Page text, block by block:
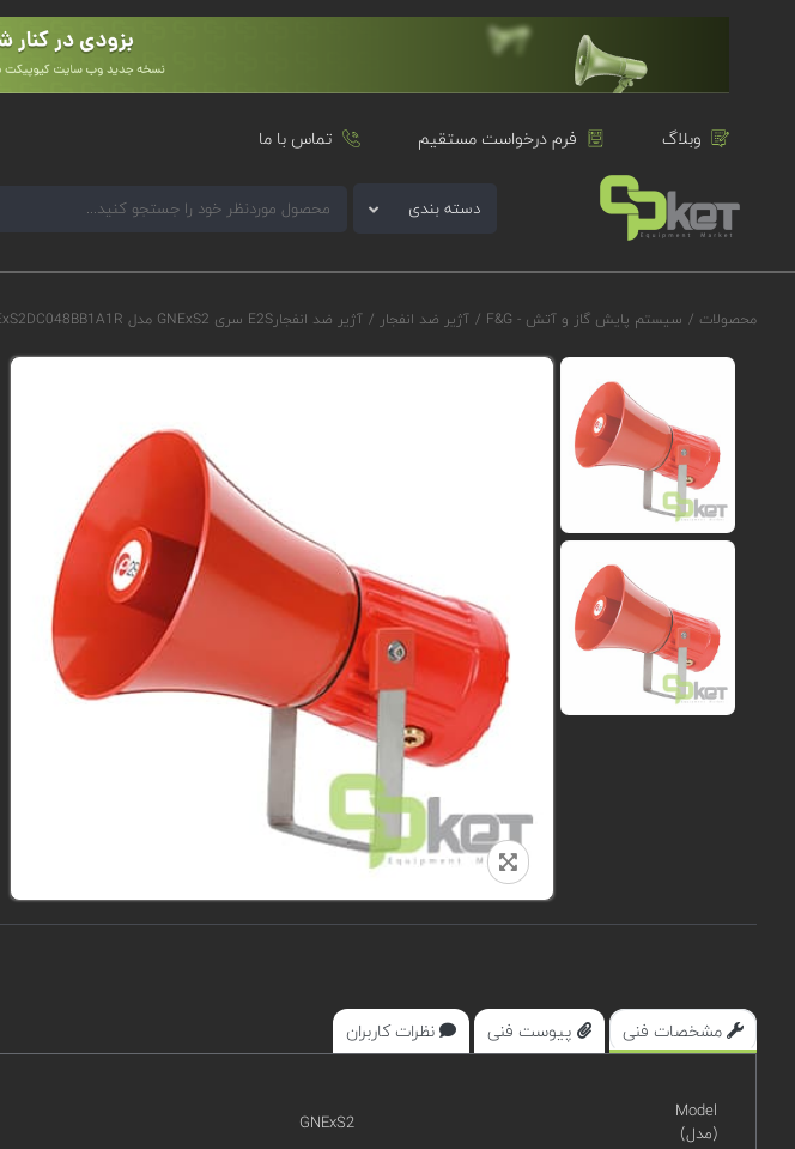
وبلاگ فرم درخواست مستقیم تماس با ما
دسته بندی
محصولات / سیستم پایش گاز و آتش - F&G / آژیر ضد انفجار / آژیر ضد انفجارE2S سری GNExS2 مدل GNExS2DC048BB1A1R
مشخصات فنی پیوست فنی نظرات کاربران
Model
(مدل)
GNExS2